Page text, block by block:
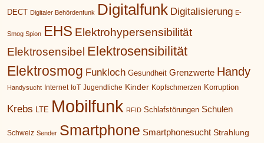
DECT Digitaler Behördenfunk Digitalfunk Digitalisierung E-
Smog Spion EHS Elektrohypersensibilität
Elektrosensibel Elektrosensibilität
Elektrosmog Funkloch Gesundheit Grenzwerte Handy
Handysucht Internet IoT Jugendliche Kinder Kopfschmerzen Korruption
Krebs LTE Mobilfunk RFID Schlafstörungen Schulen
Schweiz Sender Smartphone Smartphonesucht Strahlung